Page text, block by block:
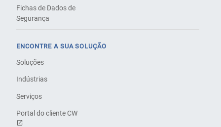
Fichas de Dados de
Segurança
ENCONTRE A SUA SOLUÇÃO
Soluções
Indústrias
Serviços
Portal do cliente CW